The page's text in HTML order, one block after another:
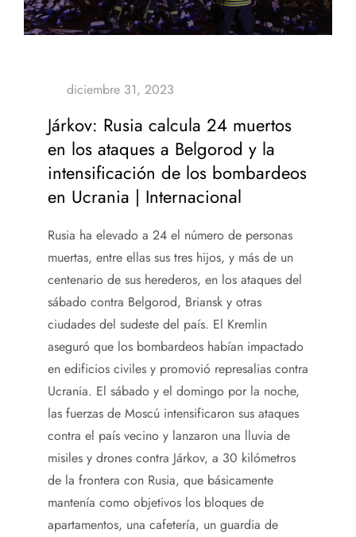
Járkov: Rusia calcula 24 muertos
en los ataques a Belgorod y la
intensificación de los bombardeos
en Ucrania | Internacional
Rusia ha elevado a 24 el número de personas
muertas, entre ellas sus tres hijos, y más de un
centenario de sus herederos, en los ataques del
sábado contra Belgorod, Briansk y otras
ciudades del sudeste del país. El Kremlin
aseguró que los bombardeos habían impactado
en edificios civiles y promovió represalias contra
Ucrania. El sábado y el domingo por la noche,
las fuerzas de Moscú intensificaron sus ataques
contra el país vecino y lanzaron una lluvia de
misiles y drones contra Járkov, a 30 kilómetros
de la frontera con Rusia, que básicamente
mantenía como objetivos los bloques de
apartamentos, una cafetería, un guardia de